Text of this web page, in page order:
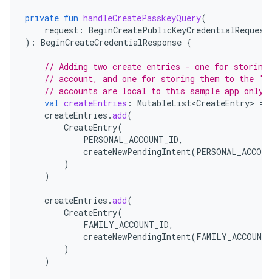
private fun handleCreatePasskeyQuery(
request : BeginCreatePublicKeyCredentialRequest
): BeginCreateCredentialResponse {
// Adding two create entries - one for
// account, and one for storing them to the
// accounts are local to this sample app only.
val createEntries : MutableList<CreateEntry> =
createEntries .add(
CreateEntry(
PERSONAL_ACCOUNT_ID,
createNewPendingIntent(
)
)
createEntries .add(
CreateEntry(
FAMILY_ACCOUNT_ID,
createNewPendingIntent(
)
)